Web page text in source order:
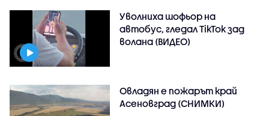
Уволниха шофьор на
автобус, гледал TikTok зад
волана (ВИДЕО)
Овладян е пожарът край
Асеновград (СНИМКИ)